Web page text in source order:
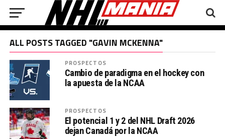
ALL POSTS TAGGED "GAVIN MCKENNA"
PROSPECTOS
Cambio de paradigma en el hockey con
la apuesta de la NCAA
PROSPECTOS
El potencial 1 y 2 del NHL Draft 2026
dejan Canadá por la NCAA